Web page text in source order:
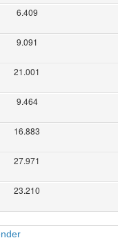
6.409
9.091
21.001
9.464
16.883
27.971
23.210